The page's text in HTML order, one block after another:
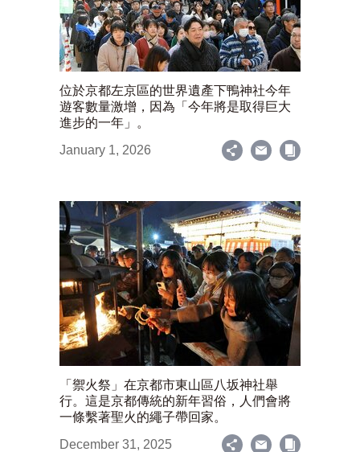
位於京都左京區的世界遺產下鴨神社今年
遊客數量激增，因為「今年將是取得巨大
進步的一年」。
January 1, 2026
「禦火祭」在京都市東山區八坂神社舉
行。這是京都傳統的新年習俗，人們會將
一條繫著聖火的繩子帶回家。
December 31, 2025